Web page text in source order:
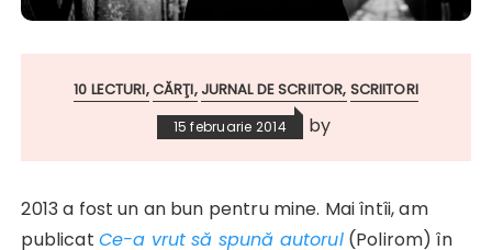
10 LECTURI CĂRŢI JURNAL DE SCRIITOR SCRIITORI
15 februarie 2014 by
2013 a fost un an bun pentru mine. Mai întîi, am
publicat Ce-a vrut să spună autorul(Polirom) în